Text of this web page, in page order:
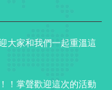
大家和我們一起重溫這
！掌聲歡迎這次的活動